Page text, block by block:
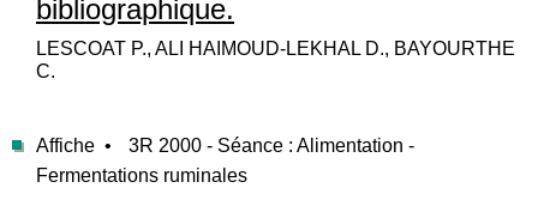
bibliographique.
LESCOAT P., ALI HAIMOUD-LEKHAL D., BAYOURTHE
C.
Affiche •
3R 2000 - Séance : Alimentation -
Fermentations ruminales